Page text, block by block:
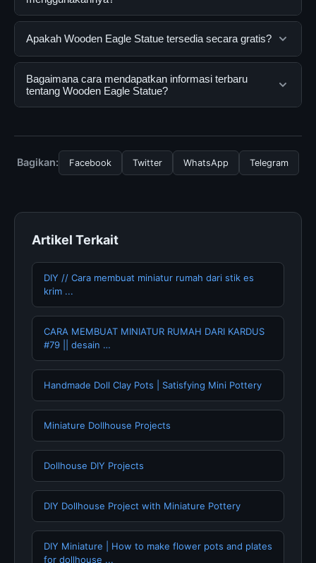
Wooden Eagle Statue adalah layanan digital yang
informasi lengkap dan terpercaya. Anda dapat
menggunakannya dengan mengunjungi situs resmi dan
mengikuti panduan yang tersedia.
Apakah Wooden Eagle Statue tersedia secara gratis?
Ya, Wooden Eagle Statue dapat diakses secara gratis
oleh semua pengguna. Tidak ada biaya tersembunyi
atau langganan yang diperlukan untuk menggunakan
Bagaimana cara mendapatkan informasi terbaru
tentang Wooden Eagle Statue?
kami secara berkala. Kami selalu memperbarui konten
dengan informasi terkini dan terpercaya.
Bagikan: Facebook Twitter WhatsApp Telegram
Artikel Terkait
DIY // Cara membuat miniatur rumah dari stik es
krim ...
CARA MEMBUAT MINIATUR RUMAH DARI KARDUS
#79 || desain …
Handmade Doll Clay Pots | Satisfying Mini Pottery
Miniature Dollhouse Projects
Dollhouse DIY Projects
DIY Dollhouse Project with Miniature Pottery
DIY Miniature | How to make flower pots and plates
for dollhouse ...